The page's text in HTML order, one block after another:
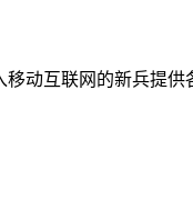
动互联网的新兵提供